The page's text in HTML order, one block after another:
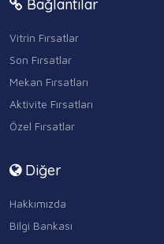
Bağlantılar
Vitrin Fırsatlar
Son Fırsatlar
Mekan Fırsatları
Aktivite Fırsatları
Özel Fırsatlar
Diğer
Hakkımızda
Bilgi Bankası